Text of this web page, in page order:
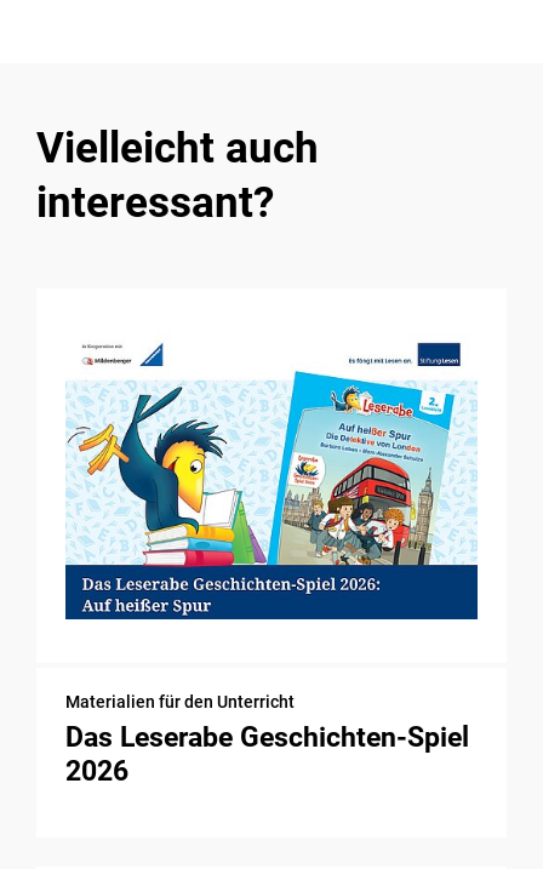
Vielleicht auch
interessant?
Materialien für den Unterricht
Das Leserabe Geschichten-Spiel
2026